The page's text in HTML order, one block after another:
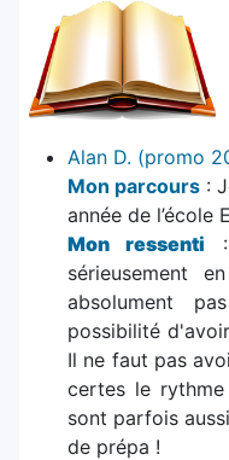
Alan D. (promo
Mon parcours :
année de l’école
Mon ressenti :
sérieusement
absolument
possibilité
Il ne faut pas
certes le
sont parfois
de prépa !